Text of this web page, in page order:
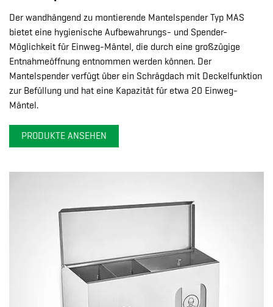
Der wandhängend zu montierende Mantelspender Typ MAS
bietet eine hygienische Aufbewahrungs- und Spender-
Möglichkeit für Einweg-Mäntel, die durch eine großzügige
Entnahmeöffnung entnommen werden können. Der
Mantelspender verfügt über ein Schrägdach mit Deckelfunktion
zur Befüllung und hat eine Kapazität für etwa 20 Einweg-
Mäntel.
PRODUKTE ANSEHEN